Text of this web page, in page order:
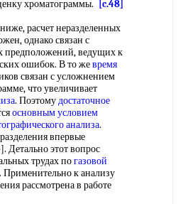
хроматограммы.
[c.48]
расчет неразделенных
однако связан с
ведущих к
ошибок. В то жевремя
связан с усложнением
что увеличивает
. Поэтомудостаточное
основным условием
анализа.
впервые
Детально этот вопрос
трудах погазовой
к анализу
рассмотрена в работе